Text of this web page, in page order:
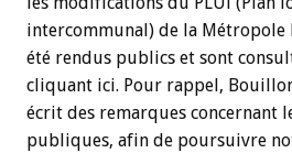
intercommunal) de la Métropole
été rendus publics et sont
cliquant ici. Pour rappel,
écrit des remarques concernant
publiques, afin de poursuivre